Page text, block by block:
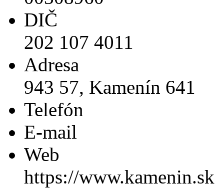
DIČ
202 107 4011
Adresa
943 57, Kamenín 641
Telefón
E-mail
Web
https://www.kamenin.sk